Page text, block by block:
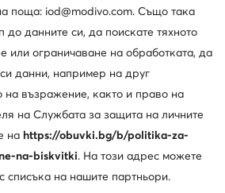
поща: iod@modivo.com. Също така
до данните си, да поискате тяхното
или ограничаване на обработката, да
данни, например на друг
на възражение, както и право на
на Службата за защита на личните
на https://obuvki.bg/b/politika-za-
na-biskvitki. На този адрес можете
списъка на нашите партньори.